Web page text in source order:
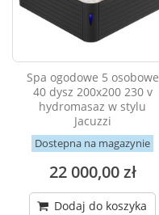
Spa ogodowe 5 osobowe
40 dysz 200x200 230 v
hydromasaz w stylu
Jacuzzi
Dostepna na magazynie
22 000,00 zł
Dodaj do koszyka